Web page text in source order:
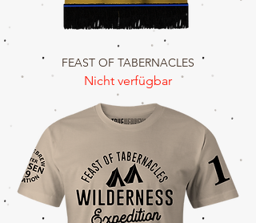
FEAST OF TABERNACLES
Nicht verfügbar